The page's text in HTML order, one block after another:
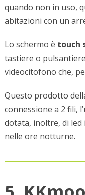
quando non in uso,
abitazioni con un
Lo schermo è touch
tastiere o
videocitofono che,
Questo prodotto
connessione a 2 fili,
dotata, inoltre, di
nelle ore notturne.